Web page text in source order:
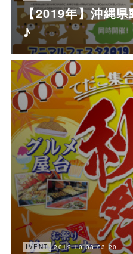
【2019年】沖縄
♪
IVENT 2019.10.08 03:20